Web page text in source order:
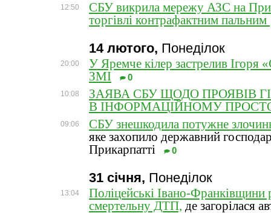
12:50
СБУ викрила мережу АЗС на
торгівлі контрафактним пальним
14 лютого, Понеділок
20:00
У Яремче кілер застрелив Ігоря
ЗМІ
0
10:08
ЗАЯВА СБУ ЩОДО ПРОЯВІВ
В ІНФОРМАЦІЙНОМУ
09:06
СБУ знешкодила потужне
яке захопило державний
Прикарпатті
0
31 січня, Понеділок
13:04
Поліцейські Івано-Франківщини
смертельну ДТП, де загорілася